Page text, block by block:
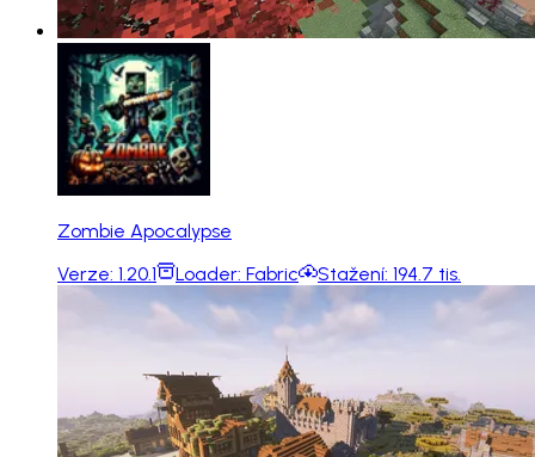
Zombie Apocalypse
Verze: 1.20.1 Loader: Fabric Stažení: 194.7 tis.